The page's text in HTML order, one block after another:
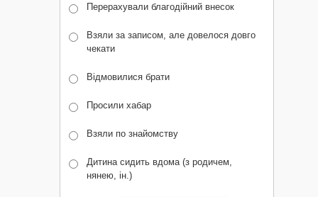
Перерахували благодійний внесок
Взяли за записом, але довелося довго
чекати
Відмовилися брати
Просили хабар
Взяли по знайомству
Дитина сидить вдома (з родичем,
нянею, ін.)